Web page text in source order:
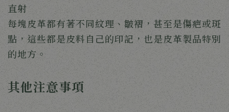
直射
每塊皮革都有著不同紋理、皺褶，甚至是傷疤或斑
點，這些都是皮料自己的印記，也是皮革製品特別
的地方。
其他注意事項